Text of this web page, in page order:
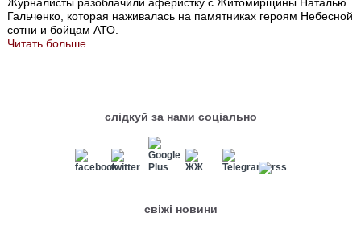
Журналисты разоблачили аферистку с Житомирщины Наталью
Гальченко, которая наживалась на памятниках героям Небесной
сотни и бойцам АТО.
Читать больше...
слідкуй за нами соціально
свіжі новини